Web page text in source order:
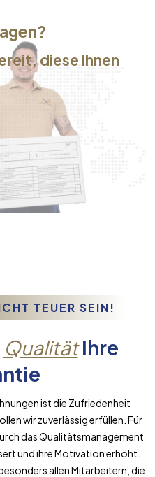
diese Ihnen
TEUER SEIN!
QualitätIhre
ist die Zufriedenheit
wir zuverlässig erfüllen. Für
das Qualitätsmanagement
und ihre Motivation erhöht.
allen Mitarbeitern, die